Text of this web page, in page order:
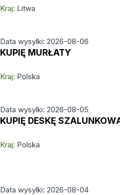
Kraj: Litwa
Data wysylki: 2026-08-06
KUPIĘ MURŁATY
Kraj: Polska
Data wysylki: 2026-08-05
KUPIĘ DESKĘ
Kraj: Polska
Data wysylki: 2026-08-04